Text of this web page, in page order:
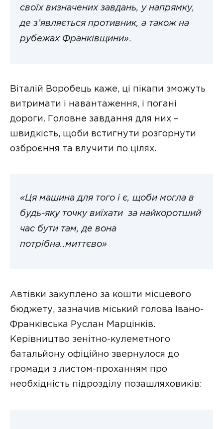
своїх визначених завдань, у напрямку,
де з’являється противник, а також на
рубежах Франківщини».
Віталій Воробець каже, ці пікапи зможуть
витримати і навантаження, і погані
дороги. Головне завдання для них –
швидкість, щоби встигнути розгорнути
озброєння та влучити по цілях.
«Ця машина для того і є, щоби могла в
будь-яку точку виїхати за найкоротший
час бути там, де вона
потрібна..миттєво»
Автівки закуплено за кошти місцевого
бюджету, зазначив міський голова Івано-
Франківська Руслан Марцінків.
Керівництво зенітно-кулеметного
батальйону офіційно звернулося до
громади з листом-проханням про
необхідність підрозділу позашляховиків: